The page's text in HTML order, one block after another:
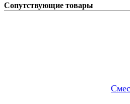
Сопутствующие товары